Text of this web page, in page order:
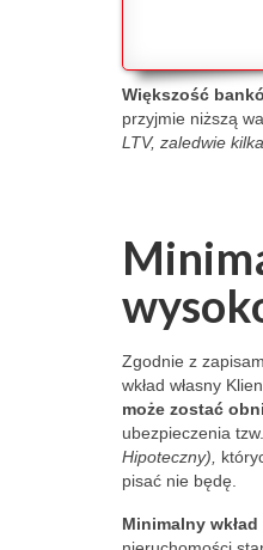
Większość
przyjmie niższą
LTV, zaledwie
Zgodnie z
wkład własny
może zostać
ubezpieczenia
Hipoteczny),
pisać nie będę.
Minimalny